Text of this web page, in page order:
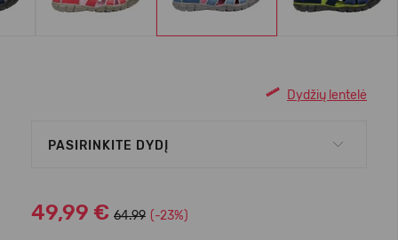
Dydžių lentelė
PASIRINKITE DYDĮ
49,99 € 64.99 (-23%)